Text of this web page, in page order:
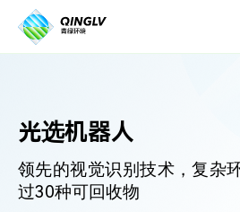
机
光选机器人
领先的视觉识别技术，复杂
过30种可回收物